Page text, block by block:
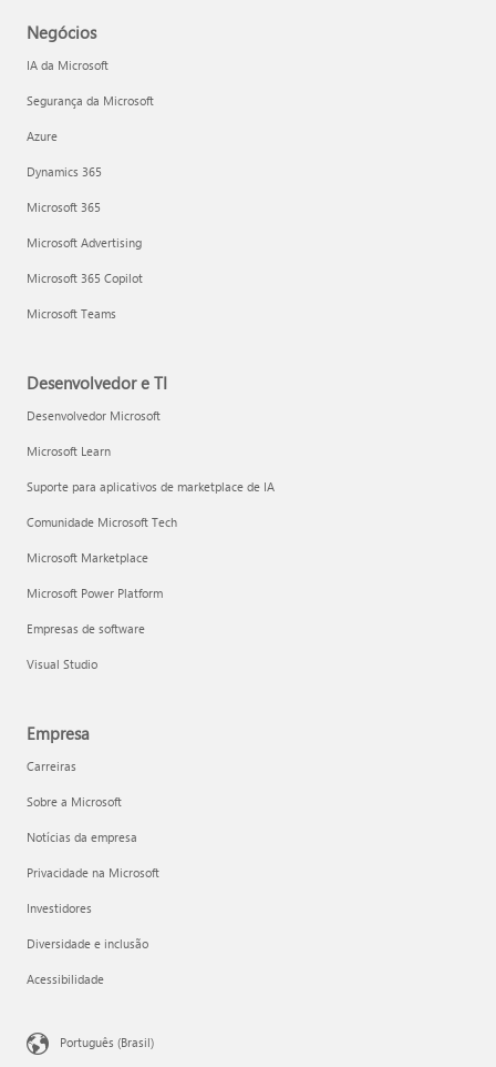
Negócios
IA da Microsoft
Segurança da Microsoft
Azure
Dynamics 365
Microsoft 365
Microsoft Advertising
Microsoft 365 Copilot
Microsoft Teams
Desenvolvedor e TI
Desenvolvedor Microsoft
Microsoft Learn
Suporte para aplicativos de marketplace de IA
Comunidade Microsoft Tech
Microsoft Marketplace
Microsoft Power Platform
Empresas de software
Visual Studio
Empresa
Carreiras
Sobre a Microsoft
Notícias da empresa
Privacidade na Microsoft
Investidores
Diversidade e inclusão
Acessibilidade
Português (Brasil)